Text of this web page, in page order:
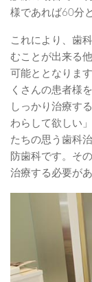
様であれば60分
これにより、歯
むことが出来る
可能ととなりま
くさんの患者様
しっかり治療す
わらして欲しい
たちの思う歯科
防歯科です。そ
治療する必要が